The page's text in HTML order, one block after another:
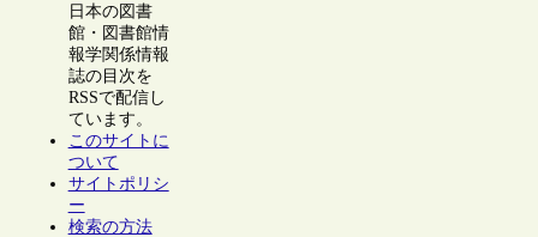
日本の図書
館・図書館情
報学関係情報
誌の目次を
RSSで配信し
ています。
このサイトに
ついて
サイトポリシ
ー
検索の方法